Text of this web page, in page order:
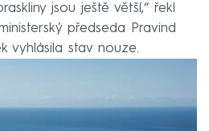
jsou ještě větší,“ řekl
předseda Pravind
vyhlásila stav nouze.